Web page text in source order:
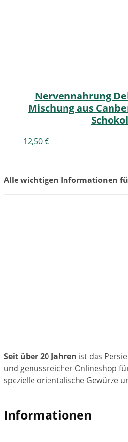
Nervennahrung
Mischung aus
12,50€
Alle wichtigen Informationen
Seit über 20 Jahren ist das
und genussreicher Onlineshop
spezielle orientalische Gewürze
Informationen